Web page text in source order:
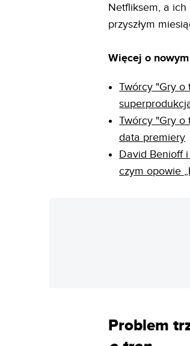
Netfliksem, a
przyszłym
Więcej o
Twórcy "Gry o
Twórcy "Gry o
data premiery
David Benioff
czym opowie
Problem